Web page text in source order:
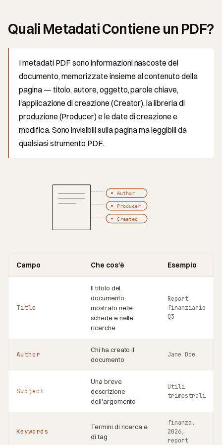
Quali Metadati Contiene un PDF?
I metadati PDF sono informazioni nascoste del
documento, memorizzate insieme al contenuto della
pagina — titolo, autore, oggetto, parole chiave,
l'applicazione di creazione (Creator), la libreria di
produzione (Producer) e le date di creazione e
modifica. Sono invisibili sulla pagina ma leggibili da
qualsiasi strumento PDF.
Author
Producer
Created
Campo Che cos'è Esempio
Title
Il titolo del
documento,
mostrato nelle
schede e nelle
ricerche
Report
finanziario
Q3
Author
Chi ha creato il
documento
Jane Doe
Subject
Una breve
descrizione
dell'argomento
Utili
trimestrali
Keywords
Termini di ricerca e
di tag
finanza,
2026,
report